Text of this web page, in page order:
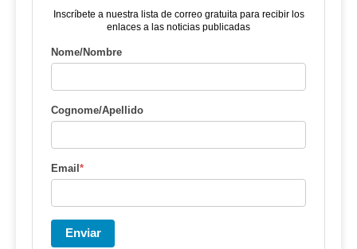
Inscríbete a nuestra lista de correo gratuita para recibir los
enlaces a las noticias publicadas
Nome/Nombre
Cognome/Apellido
Email*
Enviar